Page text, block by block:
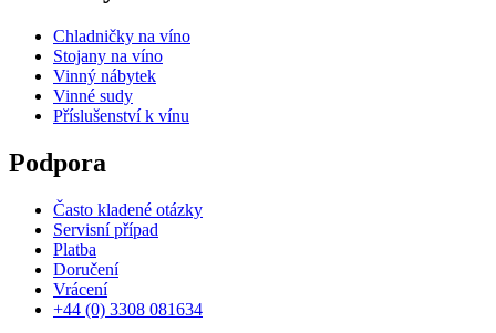
Chladničky na víno
Stojany na víno
Vinný nábytek
Vinné sudy
Příslušenství k vínu
Podpora
Často kladené otázky
Servisní případ
Platba
Doručení
Vrácení
+44 (0) 3308 081634